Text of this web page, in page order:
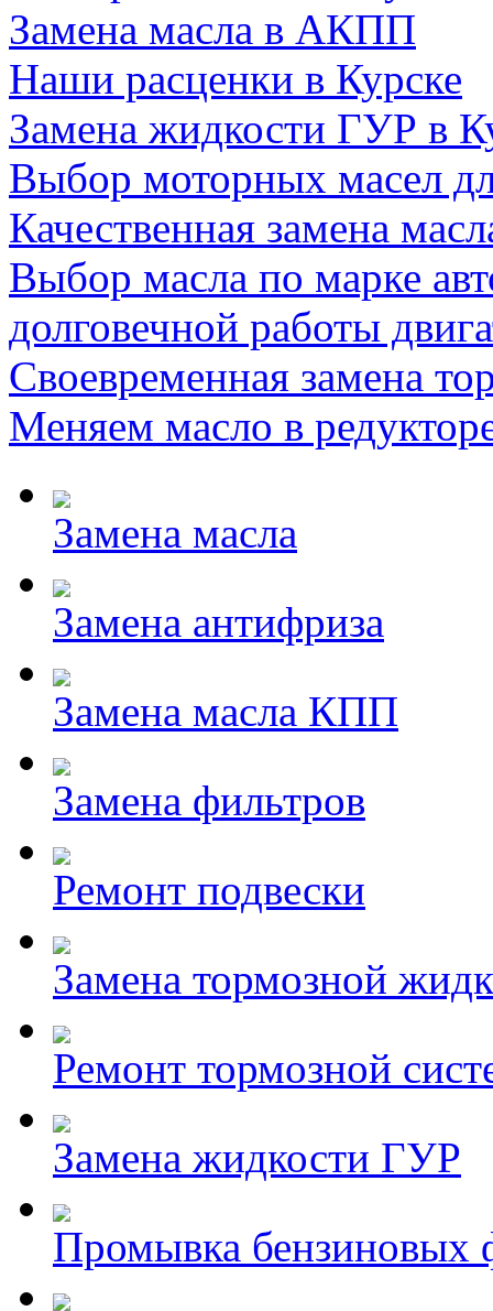
Замена масла в АКПП
Наши расценки в Курске
Замена жидкости ГУР в
Выбор моторных масел
Качественная замена
Выбор масла по марке
долговечной работы
Своевременная замена
Меняем масло в
Замена масла
Замена антифриза
Замена масла КПП
Замена фильтров
Ремонт подвески
Замена тормозной
Ремонт тормозной
Замена жидкости ГУР
Промывка бензиновых